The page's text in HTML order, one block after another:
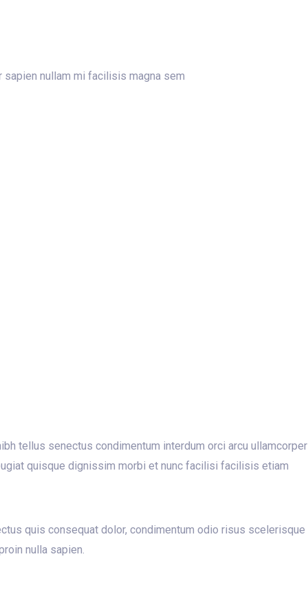
nullam mi facilisis magna sem
tellus senectus condimentum interdum orci arcu ullamcorper
quisque dignissim morbi et nunc facilisi facilisis etiam
quis consequat dolor, condimentum odio risus scelerisque
nulla sapien.